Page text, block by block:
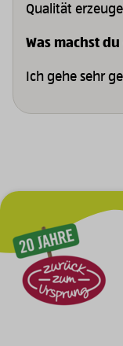
Qualität
Was machst
Ich gehe sehr
Zur Hauptnavigation